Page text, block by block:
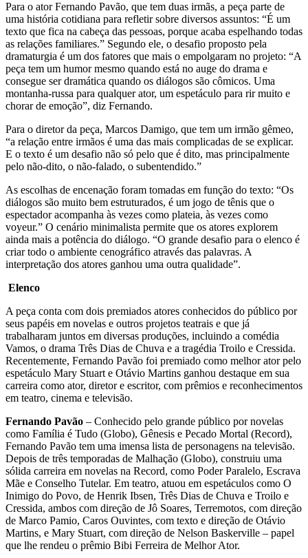
Para o ator Fernando Pavão, que tem duas irmãs, a peça parte de
uma história cotidiana para refletir sobre diversos assuntos: “É um
texto que fica na cabeça das pessoas, porque acaba espelhando todas
as relações familiares.” Segundo ele, o desafio proposto pela
dramaturgia é um dos fatores que mais o empolgaram no projeto: “A
peça tem um humor mesmo quando está no auge do drama e
consegue ser dramática quando os diálogos são cômicos. Uma
montanha-russa para qualquer ator, um espetáculo para rir muito e
chorar de emoção”, diz Fernando.
Para o diretor da peça, Marcos Damigo, que tem um irmão gêmeo,
“a relação entre irmãos é uma das mais complicadas de se explicar.
E o texto é um desafio não só pelo que é dito, mas principalmente
pelo não-dito, o não-falado, o subentendido.”
As escolhas de encenação foram tomadas em função do texto: “Os
diálogos são muito bem estruturados, é um jogo de tênis que o
espectador acompanha às vezes como plateia, às vezes como
voyeur.” O cenário minimalista permite que os atores explorem
ainda mais a potência do diálogo. “O grande desafio para o elenco é
criar todo o ambiente cenográfico através das palavras. A
interpretação dos atores ganhou uma outra qualidade”.
Elenco
A peça conta com dois premiados atores conhecidos do público por
seus papéis em novelas e outros projetos teatrais e que já
trabalharam juntos em diversas produções, incluindo a comédia
Vamos, o drama Três Dias de Chuva e a tragédia Troilo e Cressida.
Recentemente, Fernando Pavão foi premiado como melhor ator pelo
espetáculo Mary Stuart e Otávio Martins ganhou destaque em sua
carreira como ator, diretor e escritor, com prêmios e reconhecimentos
em teatro, cinema e televisão.
Fernando Pavão – Conhecido pelo grande público por novelas
como Família é Tudo (Globo), Gênesis e Pecado Mortal (Record),
Fernando Pavão tem uma imensa lista de personagens na televisão.
Depois de três temporadas de Malhação (Globo), construiu uma
sólida carreira em novelas na Record, como Poder Paralelo, Escrava
Mãe e Conselho Tutelar. Em teatro, atuou em espetáculos como O
Inimigo do Povo, de Henrik Ibsen, Três Dias de Chuva e Troilo e
Cressida, ambos com direção de Jô Soares, Terremotos, com direção
de Marco Pamio, Caros Ouvintes, com texto e direção de Otávio
Martins, e Mary Stuart, com direção de Nelson Baskerville – papel
que lhe rendeu o prêmio Bibi Ferreira de Melhor Ator.